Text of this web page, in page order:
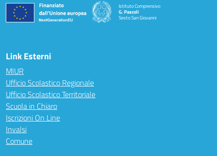
Istituto Comprensivo
G. Pascoli
Sesto San Giovanni
Link Esterni
MIUR
Ufficio Scolastico Regionale
Ufficio Scolastico Territoriale
Scuola in Chiaro
Iscrizioni On Line
Invalsi
Comune